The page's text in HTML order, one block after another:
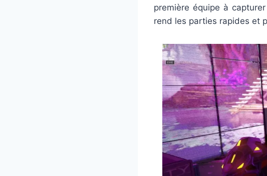
première équipe à
rend les parties rapides et